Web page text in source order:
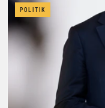
POLITIK